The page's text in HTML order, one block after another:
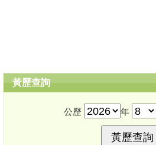
黃歷查詢
公歷 年